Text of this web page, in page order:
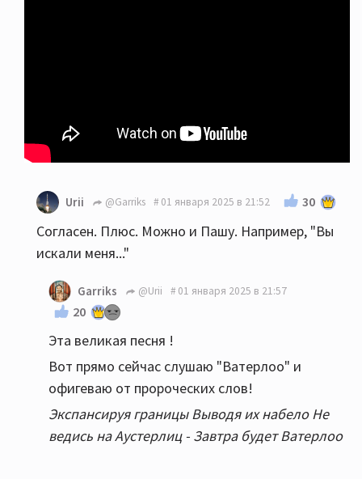
Urii @Garriks 01 января 2025 в 21:52 30
Согласен. Плюс. Можно и Пашу. Например, "Вы
искали меня..."
Garriks @Urii 01 января 2025 в 21:57
20
Эта великая песня !
Вот прямо сейчас слушаю "Ватерлоо" и
офигеваю от пророческих слов!
Экспансируя границы Выводя их набело Не
ведись на Аустерлиц - Завтра будет Ватерлоо